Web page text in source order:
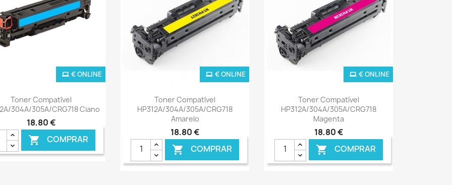
Ver+
Toner Compatível
304A/305A/CRG718 Ciano
18,80 €
 COMPRAR
€ ONLINE
Ver+
Toner Compatível
HP312A/304A/305A/CRG718
Amarelo
18,80 €
 COMPRAR
€ ONLINE
Ver+
Toner Compatível
HP312A/304A/305A/CRG718
Magenta
18,80 €
 COMPRAR
€ ONLINE